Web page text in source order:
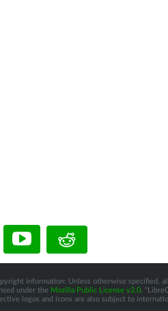
information: Unless otherwise specified,
under the Mozilla Public License v2.0.
logos and icons are also subject to